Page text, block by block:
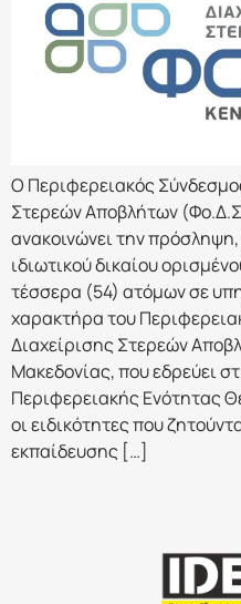
Ο Περιφερειακός
Στερεών Αποβλήτων
ανακοινώνει την
ιδιωτικού δικαίου
τέσσερα (54) ατόμων σε
χαρακτήρα του
Διαχείρισης Στερεών
Μακεδονίας, που εδρεύει
Περιφερειακής Ενότητας
οι ειδικότητες που
εκπαίδευσης […]